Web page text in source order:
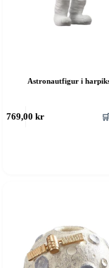
Astronautfigur i
769,00kr 🛒